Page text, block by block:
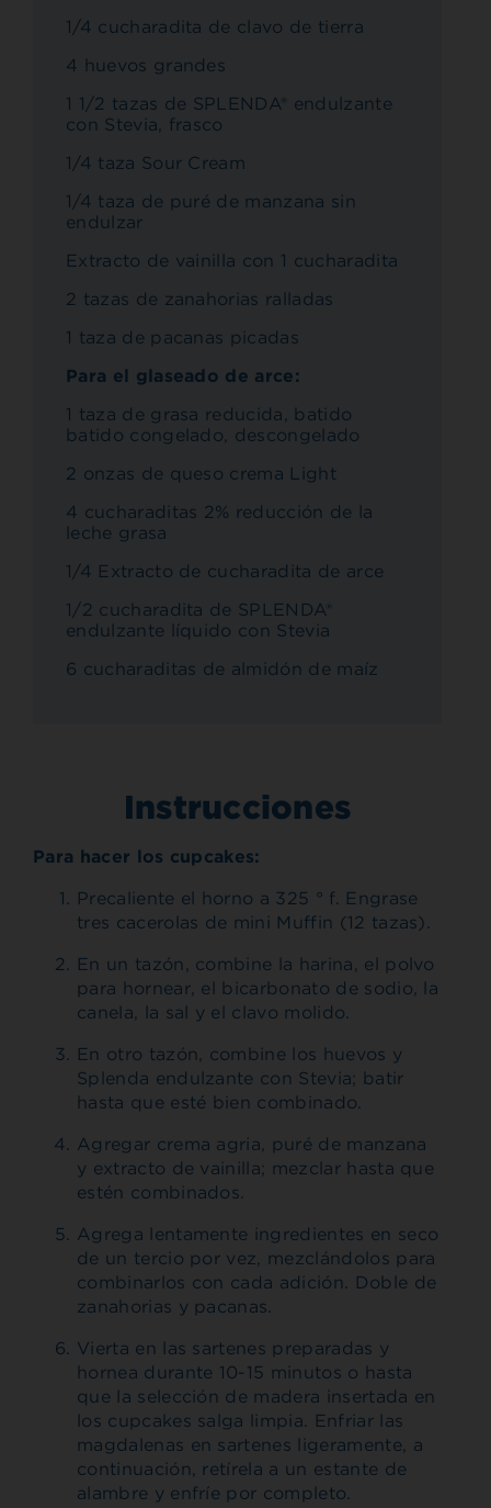
1/4 cucharadita de clavo de tierra
4 huevos grandes
1 1/2 tazas de SPLENDA® endulzante
con Stevia, frasco
1/4 taza Sour Cream
1/4 taza de puré de manzana sin
endulzar
Extracto de vainilla con 1 cucharadita
2 tazas de zanahorias ralladas
1 taza de pacanas picadas
Para el glaseado de arce:
1 taza de grasa reducida, batido
batido congelado, descongelado
2 onzas de queso crema Light
4 cucharaditas 2% reducción de la
leche grasa
1/4 Extracto de cucharadita de arce
1/2 cucharadita de SPLENDA®
endulzante líquido con Stevia
6 cucharaditas de almidón de maíz
Instrucciones
Para hacer los cupcakes:
Precaliente el horno a 325 ° f. Engrase
tres cacerolas de mini Muffin (12 tazas).
En un tazón, combine la harina, el polvo
para hornear, el bicarbonato de sodio, la
canela, la sal y el clavo molido.
En otro tazón, combine los huevos y
Splenda endulzante con Stevia; batir
hasta que esté bien combinado.
Agregar crema agria, puré de manzana
y extracto de vainilla; mezclar hasta que
estén combinados.
Agrega lentamente ingredientes en seco
de un tercio por vez, mezclándolos para
combinarlos con cada adición. Doble de
zanahorias y pacanas.
Vierta en las sartenes preparadas y
hornea durante 10-15 minutos o hasta
que la selección de madera insertada en
los cupcakes salga limpia. Enfriar las
magdalenas en sartenes ligeramente, a
continuación, retírela a un estante de
alambre y enfríe por completo.